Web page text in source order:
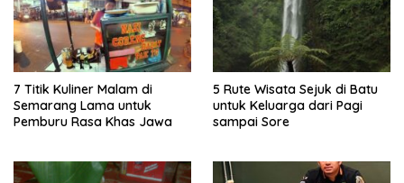
7 Titik Kuliner Malam di
Semarang Lama untuk
Pemburu Rasa Khas Jawa
5 Rute Wisata Sejuk di Batu
untuk Keluarga dari Pagi
sampai Sore